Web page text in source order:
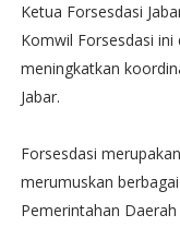
Ketua Forsesdasi
Komwil Forsesdasi
meningkatkan
Jabar.
Forsesdasi
merumuskan
Pemerintahan